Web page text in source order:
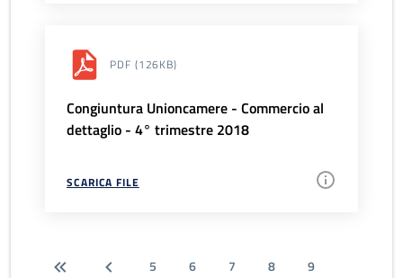
PDF (126KB)
Congiuntura Unioncamere - Commercio al
dettaglio - 4° trimestre 2018
SCARICA FILE
5 6 7 8
9